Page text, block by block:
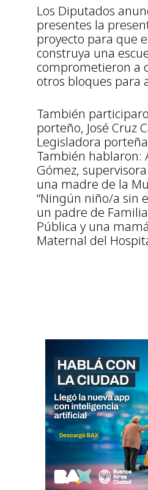
Los Diputados
presentes la
proyecto para que
construya una
comprometieron a
otros bloques para
También
porteño, José Cruz
Legisladora
También hablaron:
Gómez,
una madre de la
“Ningún niño/a sin
un padre de
Pública y una
Maternal del